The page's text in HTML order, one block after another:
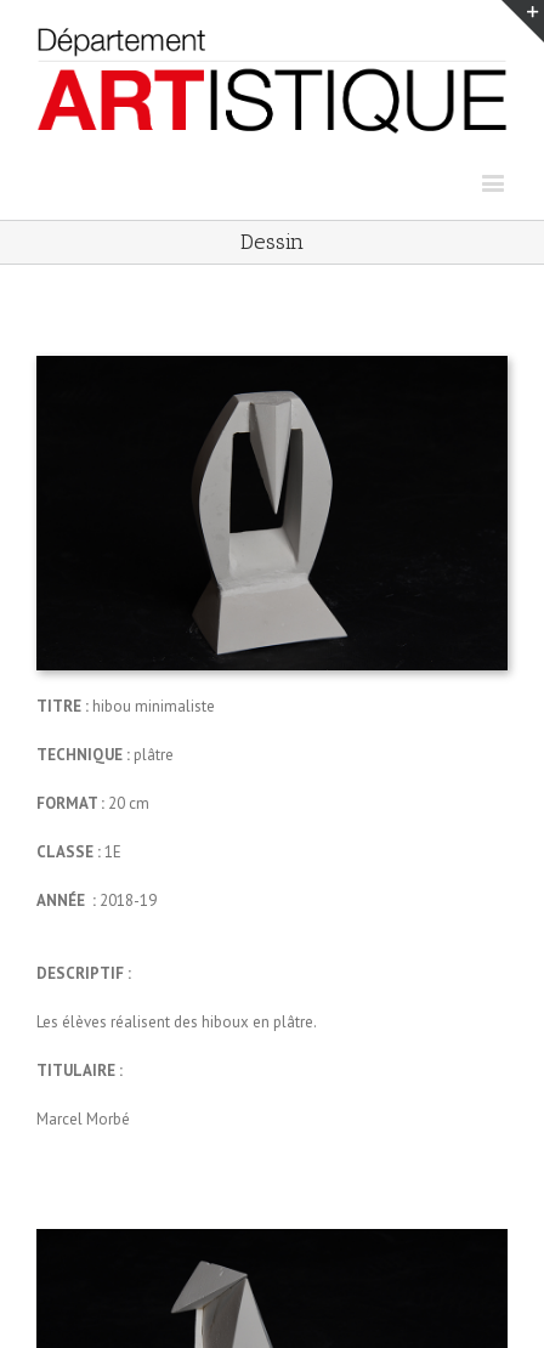
Dessin
TITRE : hibou minimaliste
TECHNIQUE : plâtre
FORMAT : 20 cm
CLASSE :1E
ANNÉE : 2018-19
DESCRIPTIF :
Les élèves réalisent des hiboux en plâtre.
TITULAIRE :
Marcel Morbé